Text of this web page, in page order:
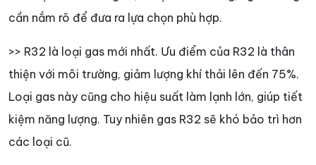
cần nắm rõ để đưa ra lựa chọn phù hợp.
>> R32 là loại gas mới nhất. Ưu điểm của R32 là thân
thiện với môi trường, giảm lượng khí thải lên đến 75%.
Loại gas này cũng cho hiệu suất làm lạnh lớn, giúp tiết
kiệm năng lượng. Tuy nhiên gas R32 sẽ khó bảo trì hơn
các loại cũ.